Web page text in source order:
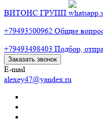
ВИТОНС ГРУПП
+79493500962 Общие
+79493498403 Подбор,
Заказать звонок
E-mail
alexey47@yandex.ru